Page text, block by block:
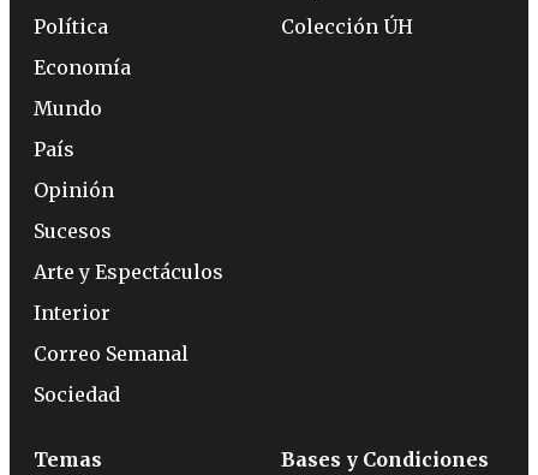
Política
Economía
Mundo
País
Opinión
Sucesos
Arte y Espectáculos
Interior
Correo Semanal
Sociedad
Colección ÚH
Temas Bases y Condiciones